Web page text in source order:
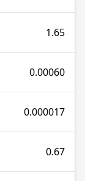
1.65
0.00060
0.000017
0.67